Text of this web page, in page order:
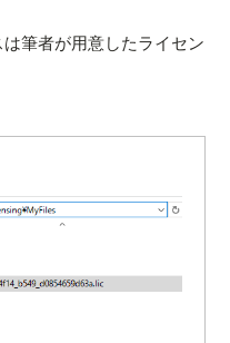
筆者が用意したライセン